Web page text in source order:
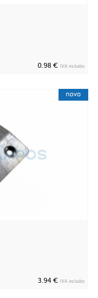
0.98 € IVA incluído
novo
3.94 € IVA incluído